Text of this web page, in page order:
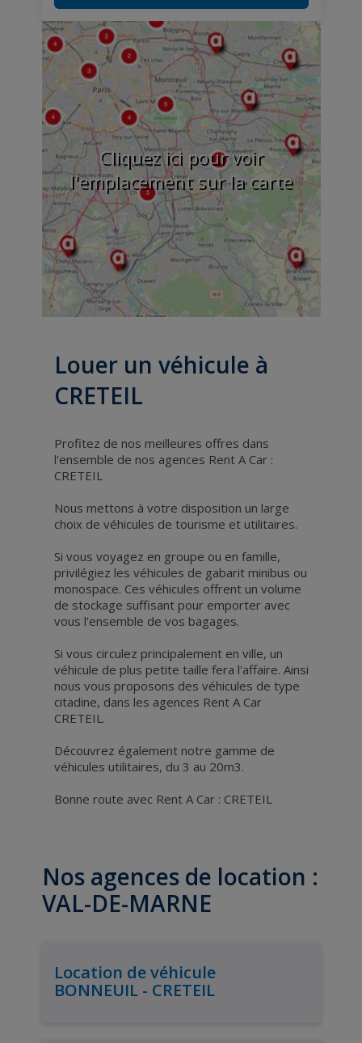
Cliquez ici pour voir
l'emplacement sur la carte
Louer un véhicule à
CRETEIL
Profitez de nos meilleures offres dans
l'ensemble de nos agences Rent A Car :
CRETEIL
Nous mettons à votre disposition un large
choix de véhicules de tourisme et utilitaires.
Si vous voyagez en groupe ou en famille,
privilégiez les véhicules de gabarit minibus ou
monospace. Ces véhicules offrent un volume
de stockage suffisant pour emporter avec
vous l'ensemble de vos bagages.
Si vous circulez principalement en ville, un
véhicule de plus petite taille fera l'affaire. Ainsi
nous vous proposons des véhicules de type
citadine, dans les agences Rent A Car
CRETEIL.
Découvrez également notre gamme de
véhicules utilitaires, du 3 au 20m3.
Bonne route avec Rent A Car : CRETEIL
Nos agences de location :
VAL-DE-MARNE
Location de véhicule
BONNEUIL - CRETEIL